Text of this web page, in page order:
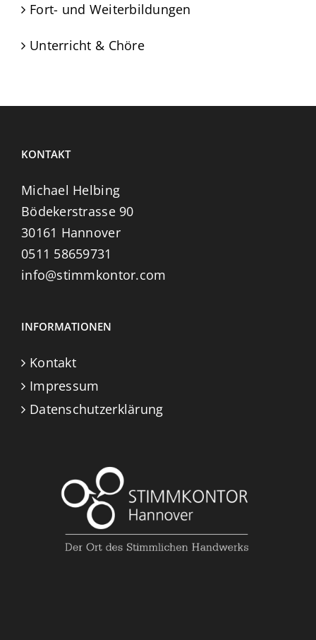
Fort- und Weiterbildungen
Unterricht & Chöre
KONTAKT
Michael Helbing
Bödekerstrasse 90
30161 Hannover
0511 58659731
info@stimmkontor.com
INFORMATIONEN
Kontakt
Impressum
Datenschutzerklärung